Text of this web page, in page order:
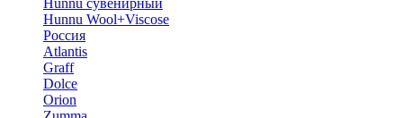
Hunnu сувенирный
Hunnu Wool+Viscose
Россия
Atlantis
Graff
Dolce
Orion